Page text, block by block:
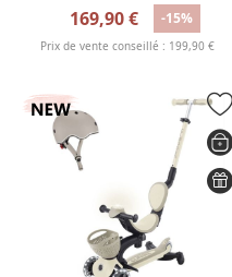
169,90 € -15%
Prix de vente conseillé : 199,90 €